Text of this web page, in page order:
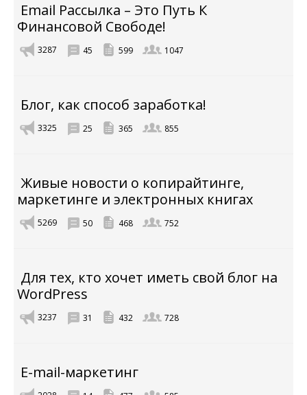
Email Рассылка – Это Путь К
Финансовой Свободе!
3287 45 599 1047
Блог, как способ заработка!
3325 25 365 855
Живые новости о копирайтинге,
маркетинге и электронных книгах
5269 50 468 752
Для тех, кто хочет иметь свой блог на
WordPress
3237 31 432 728
E-mail-маркетинг